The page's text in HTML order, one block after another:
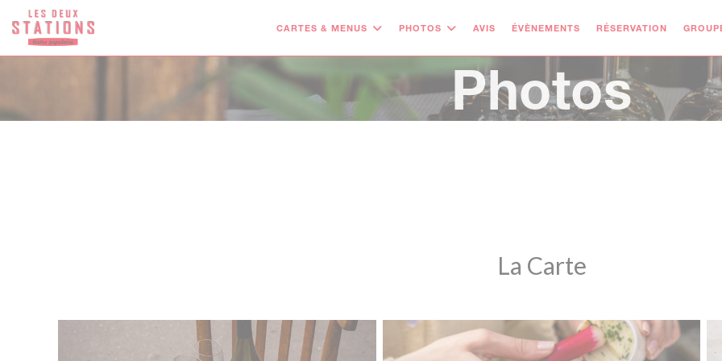
Personnalisation de vos choix en matière de cookies
CARTES & MENUS PHOTOS AVIS ÉVÈNEMENTS RÉSERVATION
Photos
La Carte